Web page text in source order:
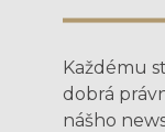
Každému
dobrá
nášho